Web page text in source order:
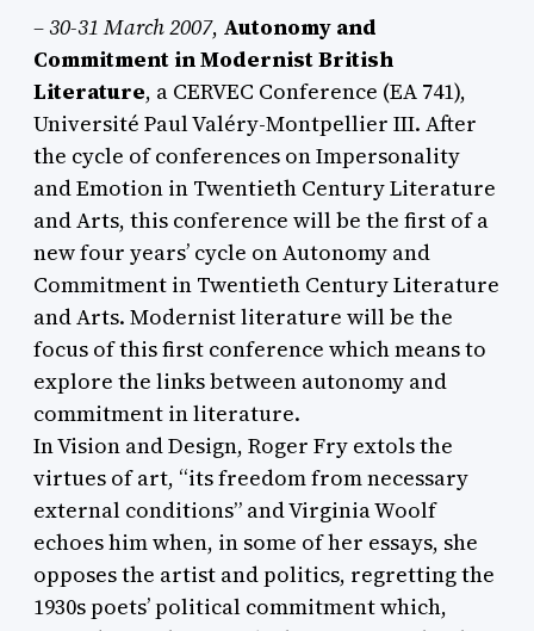
–30-31 March 2007, Autonomy and
Commitment in Modernist British
Literature, a CERVEC Conference (EA 741),
Université Paul Valéry-Montpellier III. After
the cycle of conferences on Impersonality
and Emotion in Twentieth Century Literature
and Arts, this conference will be the first of a
new four years’ cycle on Autonomy and
Commitment in Twentieth Century Literature
and Arts. Modernist literature will be the
focus of this first conference which means to
explore the links between autonomy and
commitment in literature.
In Vision and Design, Roger Fry extols the
virtues of art, “its freedom from necessary
external conditions” and Virginia Woolf
echoes him when, in some of her essays, she
opposes the artist and politics, regretting the
1930s poets’ political commitment which,